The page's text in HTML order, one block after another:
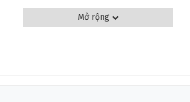
FENDER PS220E PARLOR
hệ thống điện tử hiện đại, Đàn GuitarFender
lý tưởng, đặc biệt những ai quan tâm đến
Mở rộng